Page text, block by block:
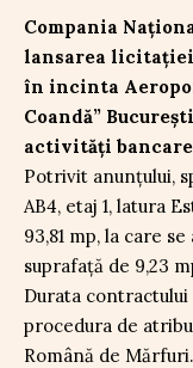
Compania
lansarea
în incinta
Coandă”
activități
Potrivit anunțului,
AB4, etaj 1, latura
93,81 mp, la care
suprafață de 9,23
Durata
procedura de
Română de Mărfuri.